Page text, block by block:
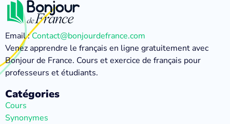
Email :Contact@bonjourdefrance.com
Venez apprendre le français en ligne gratuitement avec
Bonjour de France. Cours et exercice de français pour
professeurs et étudiants.
Catégories
Cours
Synonymes